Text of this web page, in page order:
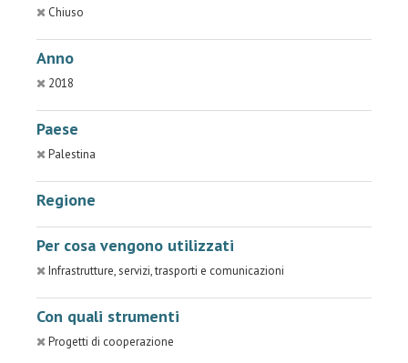
Chiuso
Anno
2018
Paese
Palestina
Regione
Per cosa vengono utilizzati
Infrastrutture, servizi, trasporti e comunicazioni
Con quali strumenti
Progetti di cooperazione